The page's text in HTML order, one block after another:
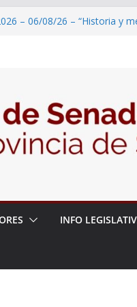
– 06/08/26 – “Historia y
– 06/08/26 –
del Dr. Víctor Alfredo
– 06/08/26 – 82° Edición
INFO